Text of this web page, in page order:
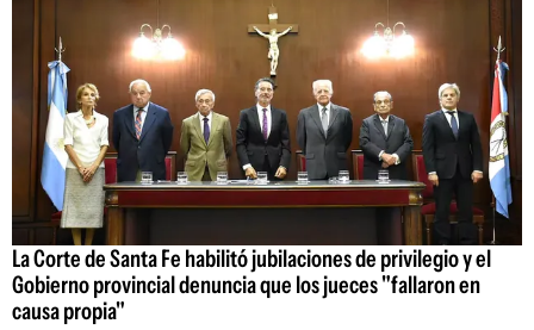
La Corte de Santa Fe habilitó jubilaciones de privilegio y el
Gobierno provincial denuncia que los jueces "fallaron en
causa propia"